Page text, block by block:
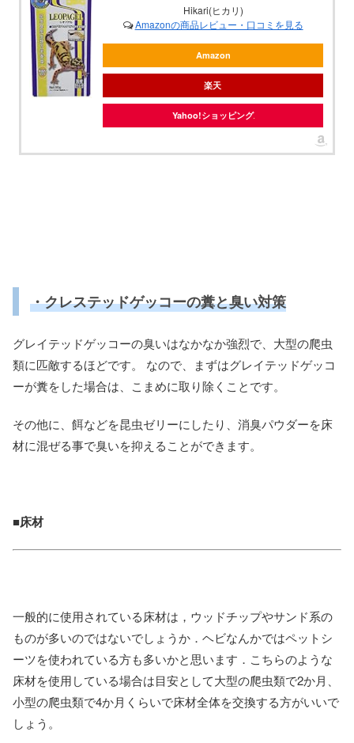
Hikari(ヒカリ)
Amazonの商品レビュー・口コミを見る
Amazon
楽天
Yahoo!ショッピング
・クレステッドゲッコーの糞と臭い対策
グレイテッドゲッコーの臭いはなかなか強烈で、大型の爬虫
類に匹敵するほどです。 なので、まずはグレイテッドゲッコ
ーが糞をした場合は、こまめに取り除くことです。
その他に、餌などを昆虫ゼリーにしたり、消臭パウダーを床
材に混ぜる事で臭いを抑えることができます。
■床材
一般的に使用されている床材は，ウッドチップやサンド系の
ものが多いのではないでしょうか．ヘビなんかではペットシ
ーツを使われている方も多いかと思います．こちらのような
床材を使用している場合は目安として大型の爬虫類で2か月、
小型の爬虫類で4か月くらいで床材全体を交換する方がいいで
しょう。